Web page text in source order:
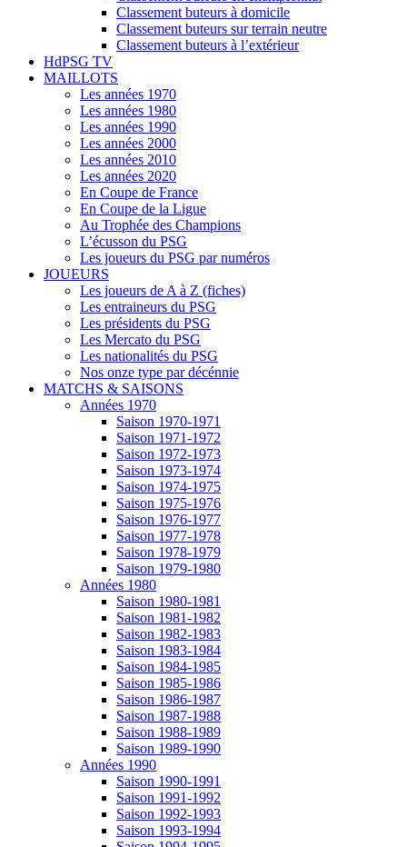
Classement buteurs à domicile
Classement buteurs sur terrain neutre
Classement buteurs à l’extérieur
HdPSG TV
MAILLOTS
Les années 1970
Les années 1980
Les années 1990
Les années 2000
Les années 2010
Les années 2020
En Coupe de France
En Coupe de la Ligue
Au Trophée des Champions
L’écusson du PSG
Les joueurs du PSG par numéros
JOUEURS
Les joueurs de A à Z (fiches)
Les entraineurs du PSG
Les présidents du PSG
Les Mercato du PSG
Les nationalités du PSG
Nos onze type par décénnie
MATCHS & SAISONS
Années 1970
Saison 1970-1971
Saison 1971-1972
Saison 1972-1973
Saison 1973-1974
Saison 1974-1975
Saison 1975-1976
Saison 1976-1977
Saison 1977-1978
Saison 1978-1979
Saison 1979-1980
Années 1980
Saison 1980-1981
Saison 1981-1982
Saison 1982-1983
Saison 1983-1984
Saison 1984-1985
Saison 1985-1986
Saison 1986-1987
Saison 1987-1988
Saison 1988-1989
Saison 1989-1990
Années 1990
Saison 1990-1991
Saison 1991-1992
Saison 1992-1993
Saison 1993-1994